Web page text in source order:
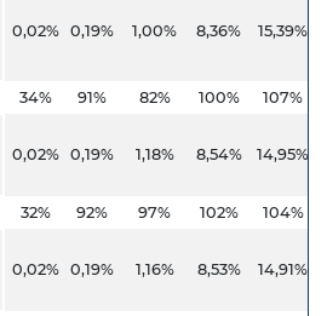
0,02% 0,19% 1,00% 8,36% 15,39%
34% 91% 82% 100% 107%
0,02% 0,19% 1,18% 8,54% 14,95%
32% 92% 97% 102% 104%
0,02% 0,19% 1,16% 8,53% 14,91%